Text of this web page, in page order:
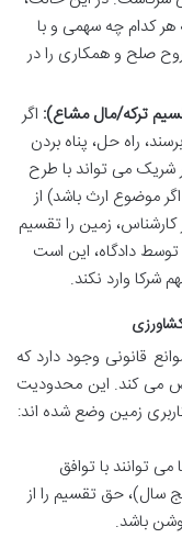
کدام چه سهمی و با
صلح و همکاری را در
ترکه/مال مشاع): اگر
راه حل، پناه بردن
شریک می تواند با طرح
موضوع ارث باشد) از
کارشناس، زمین را تقسیم
توسط دادگاه، این است
شرکا وارد نکند.
قانونی وجود دارد که
می کند. این محدودیت
زمین وضع شده اند:
می توانند با توافق
سال)، حق تقسیم را از
باشد.